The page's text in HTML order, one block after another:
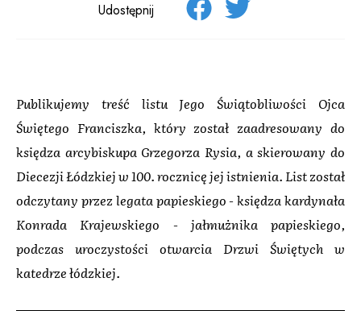
Udostępnij
Publikujemy treść listu Jego Świątobliwości Ojca
Świętego Franciszka, który został zaadresowany do
księdza arcybiskupa Grzegorza Rysia, a skierowany do
Diecezji Łódzkiej w 100. rocznicę jej istnienia. List został
odczytany przez legata papieskiego - księdza kardynała
Konrada Krajewskiego - jałmużnika papieskiego,
podczas uroczystości otwarcia Drzwi Świętych w
katedrze łódzkiej.